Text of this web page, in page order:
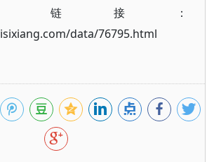
链接：
data/76795.html